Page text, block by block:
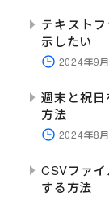
テキスト
示したい
2024年9
週末と祝
方法
2024年8
CSVファ
する方法